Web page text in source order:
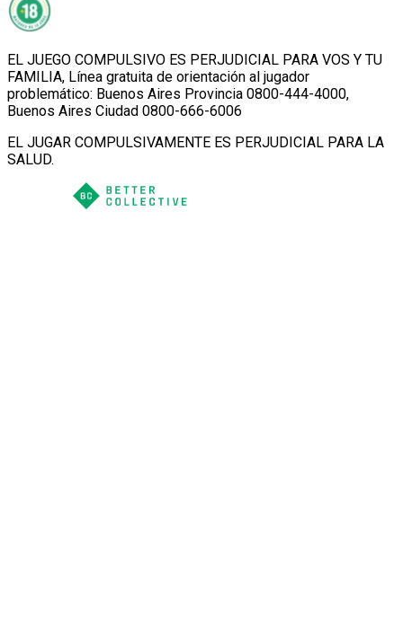
EL JUEGO COMPULSIVO ES PERJUDICIAL PARA VOS Y TU
FAMILIA, Línea gratuita de orientación al jugador
problemático: Buenos Aires Provincia 0800-444-4000,
Buenos Aires Ciudad 0800-666-6006
EL JUGAR COMPULSIVAMENTE ES PERJUDICIAL PARA LA
SALUD.